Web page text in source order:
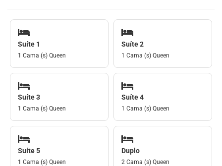
Suíte 1
1 Cama (s) Queen
Suíte 2
1 Cama (s) Queen
Suíte 3
1 Cama (s) Queen
Suíte 4
1 Cama (s) Queen
Suíte 5
1 Cama (s) Queen
Duplo
2 Cama (s) Queen